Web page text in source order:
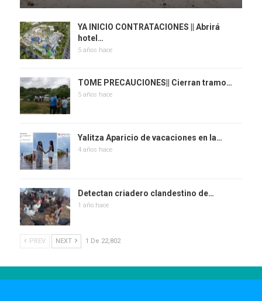
YA INICIO CONTRATACIONES || Abrirá
hotel…
5 años hace
TOME PRECAUCIONES|| Cierran tramo…
5 años hace
Yalitza Aparicio de vacaciones en la…
4 años hace
Detectan criadero clandestino de…
1 año hace
PREV NEXT 1 De 22,802